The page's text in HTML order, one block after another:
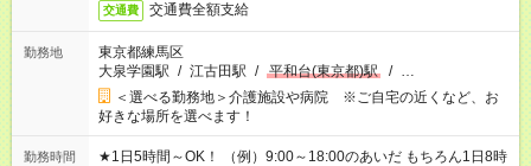
交通費 交通費全額支給
勤務地
東京都練馬区
大泉学園駅 / 江古田駅 / 平和台(東京都)駅 / …
＜選べる勤務地＞介護施設や病院 ※ご自宅の近くなど、お
好きな場所を選べます！
勤務時間
★1日5時間～OK！ （例）9:00～18:00のあいだ もちろん1日8時